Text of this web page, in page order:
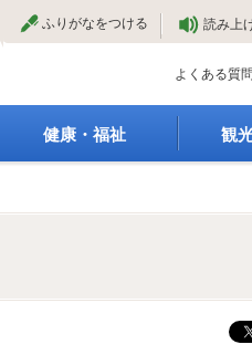
文
ふりがなをつける 読み上
よくある質問
健康・福祉 観
スポー